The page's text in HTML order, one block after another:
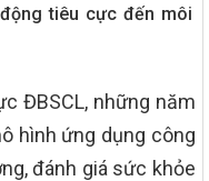
tiêu cực đến môi
ĐBSCL, những năm
hình ứng dụng công
đánh giá sức khỏe